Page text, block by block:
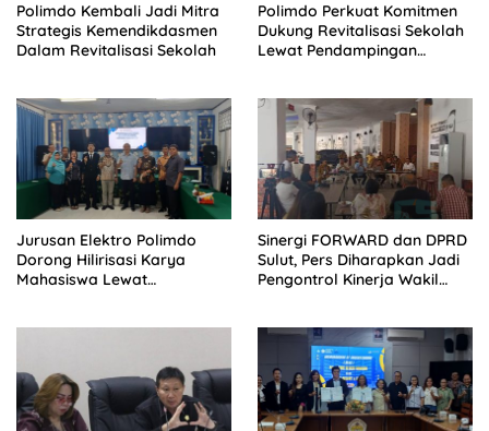
Polimdo Kembali Jadi Mitra
Strategis Kemendikdasmen
Dalam Revitalisasi Sekolah
Polimdo Perkuat Komitmen
Dukung Revitalisasi Sekolah
Lewat Pendampingan
Jurusan Elektro Polimdo
Dorong Hilirisasi Karya
Mahasiswa Lewat
Sinergi FORWARD dan DPRD
Sulut, Pers Diharapkan Jadi
Pengontrol Kinerja Wakil